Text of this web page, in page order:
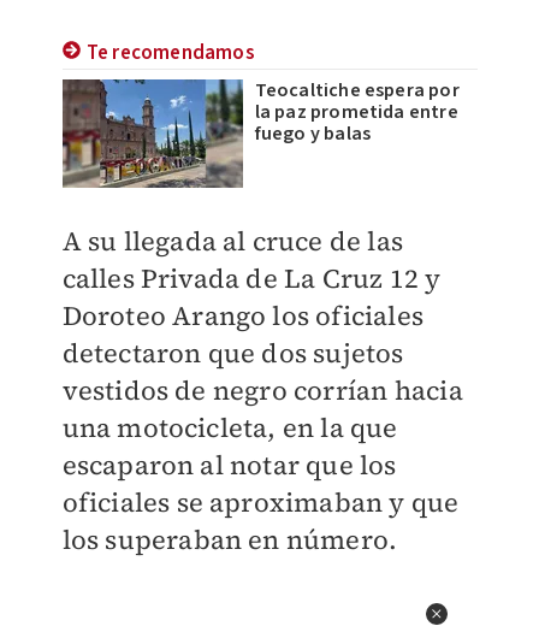
Te recomendamos
Teocaltiche espera por
la paz prometida entre
fuego y balas
A su llegada al cruce de las
calles Privada de La Cruz 12 y
Doroteo Arango los oficiales
detectaron que dos sujetos
vestidos de negro corrían hacia
una motocicleta, en la que
escaparon al notar que los
oficiales se aproximaban y que
los superaban en número.